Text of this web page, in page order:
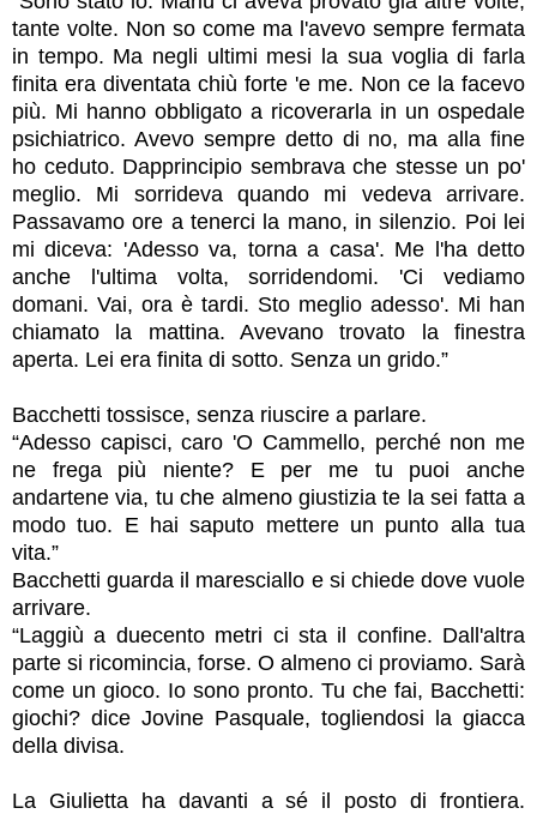
tante volte. Non so come ma l'avevo sempre fermata
in tempo. Ma negli ultimi mesi la sua voglia di farla
finita era diventata chiù forte 'e me. Non ce la facevo
più. Mi hanno obbligato a ricoverarla in un ospedale
psichiatrico. Avevo sempre detto di no, ma alla fine
ho ceduto. Dapprincipio sembrava che stesse un po'
meglio. Mi sorrideva quando mi vedeva arrivare.
Passavamo ore a tenerci la mano, in silenzio. Poi lei
mi diceva: 'Adesso va, torna a casa'. Me l'ha detto
anche l'ultima volta, sorridendomi. 'Ci vediamo
domani. Vai, ora è tardi. Sto meglio adesso'. Mi han
chiamato la mattina. Avevano trovato la finestra
aperta. Lei era finita di sotto. Senza un grido.”
Bacchetti tossisce, senza riuscire a parlare.
“Adesso capisci, caro 'O Cammello, perché non me
ne frega più niente? E per me tu puoi anche
andartene via, tu che almeno giustizia te la sei fatta a
modo tuo. E hai saputo mettere un punto alla tua
vita.”
Bacchetti guarda il maresciallo e si chiede dove vuole
arrivare.
“Laggiù a duecento metri ci sta il confine. Dall'altra
parte si ricomincia, forse. O almeno ci proviamo. Sarà
come un gioco. Io sono pronto. Tu che fai, Bacchetti:
giochi? dice Jovine Pasquale, togliendosi la giacca
della divisa.
La Giulietta ha davanti a sé il posto di frontiera.